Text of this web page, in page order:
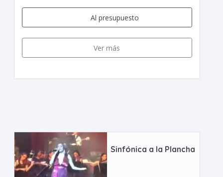
Al presupuesto
Ver más
Sinfónica a la Plancha